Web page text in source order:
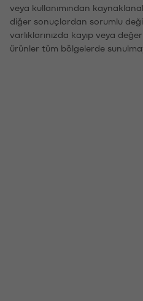
veya kullanımından
diğer sonuçlardan sorumlu
varlıklarınızda kayıp veya
ürünler tüm bölgelerde